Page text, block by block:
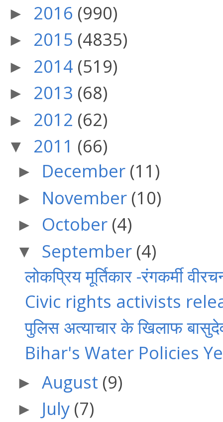
► 2016 (990)
► 2015 (4835)
► 2014 (519)
► 2013 (68)
► 2012 (62)
▼ 2011 (66)
► December (11)
► November (10)
► October (4)
▼ September (4)
लोकप्रिय मूर्तिकार -रंगकर्मी
Civic rights activists
पुलिस अत्याचार के खिलाफ
Bihar's Water Policies
► August (9)
► July (7)